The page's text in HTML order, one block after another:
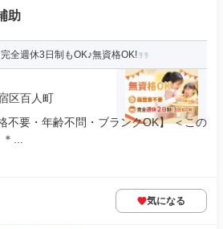
助
全週休3日制もOK♪無資格OK!
区百人町
不要・年齢不問・ブランクOK】 ＜この
...
気になる